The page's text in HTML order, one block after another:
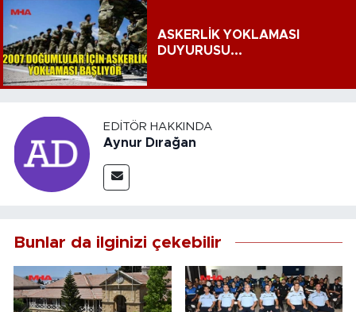
ASKERLİK YOKLAMASI
DUYURUSU...
EDITÖR HAKKINDA
Aynur Dırağan
Bunlar da ilginizi çekebilir